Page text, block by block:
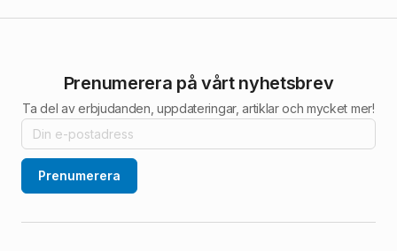
Prenumerera på vårt nyhetsbrev
Ta del av erbjudanden, uppdateringar, artiklar och mycket mer!
Prenumerera